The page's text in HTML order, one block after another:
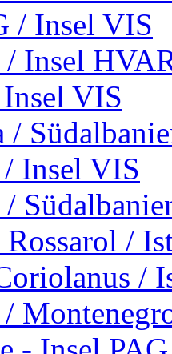
/ Insel VIS
/ Insel
VIS
/
Insel VIS
Rossarol /
/
/